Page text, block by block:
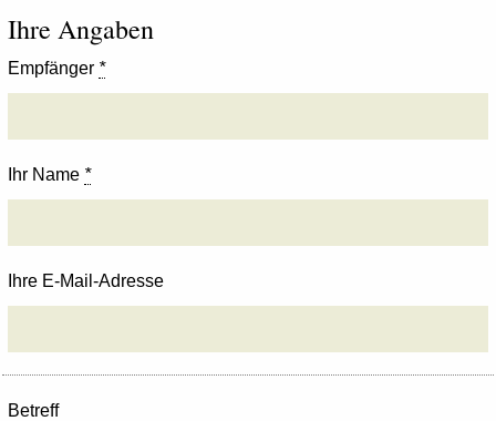
Ihre Angaben
Empfänger *
Ihr Name *
Ihre E-Mail-Adresse
Betreff